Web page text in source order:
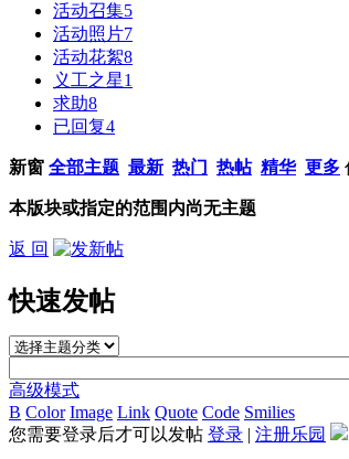
活动召集5
活动照片7
活动花絮8
义工之星1
求助8
已回复4
新窗 全部主题 最新 热门 热帖 精华 更多
本版块或指定的范围内尚无主题
返 回
快速发帖
高级模式
B Color Image Link Quote Code Smilies
您需要登录后才可以发帖 登录 | 注册乐园